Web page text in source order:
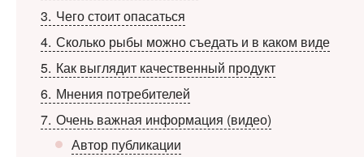
3 Чего стоит опасаться
4 Сколько рыбы можно съедать и в каком виде
5 Как выглядит качественный продукт
6 Мнения потребителей
7 Очень важная информация (видео)
Автор публикации